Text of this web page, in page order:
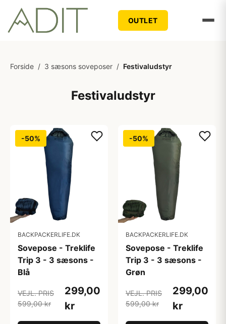
OUTLET
Forside / 3 sæsons soveposer / Festivaludstyr
Festivaludstyr
-50%
BACKPACKERLIFE.DK
Sovepose - Treklife
Trip 3 - 3 sæsons -
Blå
VEJL. PRIS
599,00 kr
299,00
kr
-50%
BACKPACKERLIFE.DK
Sovepose - Treklife
Trip 3 - 3 sæsons -
Grøn
VEJL. PRIS
599,00 kr
299,00
kr